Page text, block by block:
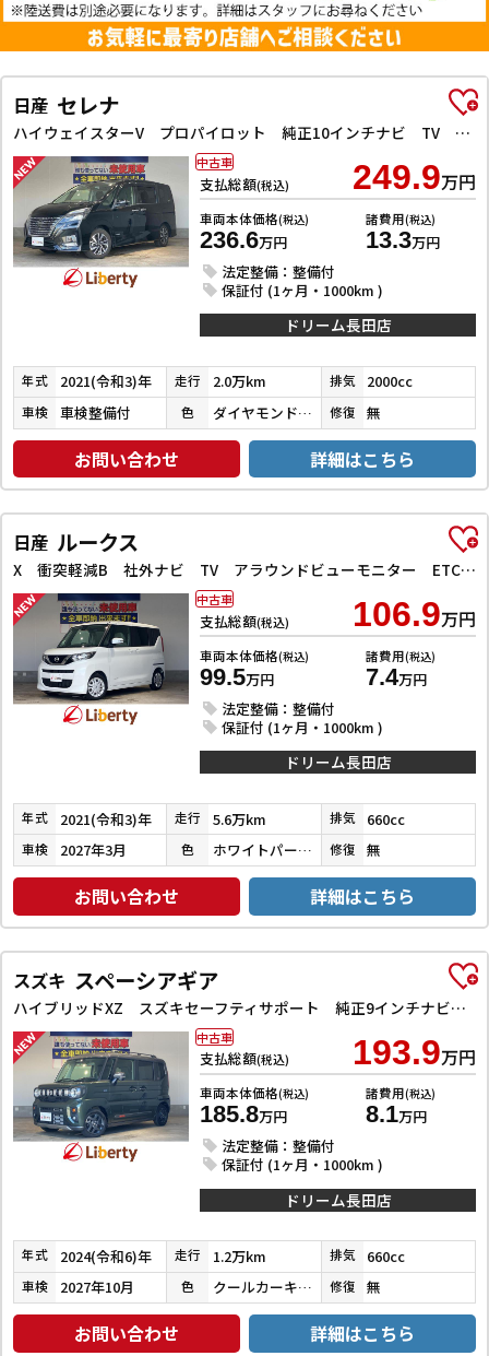
日産 セレナ
ハイウェイスターV プロパイロット 純正10インチナビ TV Bluetooth対応 アラウンドビューモニター 両側自動ドア 電子パーキング クルーズコントロール LEDヘッドライト 革巻きステアリング スマートキー
支払総額(税込) 249.9万円
車両本体価格(税込)
236.6万円
諸費用(税込)
13.3万円
法定整備：整備付
保証付 (1ヶ月・1000km )
中古車
ドリーム長田店
年式 2021(令和3)年 走行 2.0万km 排気 2000cc
車検 車検整備付 色 ダイヤモンドブラックパール 修復 無
お問い合わせ 詳細はこちら
日産 ルークス
X 衝突軽減B 社外ナビ TV アラウンドビューモニター ETC 左パワースライドドア スマートキー プッシュスタート アイドリングストップ ステアリングスイッチ タッチパネルオートエアコン
支払総額(税込) 106.9万円
車両本体価格(税込)
99.5万円
諸費用(税込)
7.4万円
法定整備：整備付
保証付 (1ヶ月・1000km )
中古車
ドリーム長田店
年式 2021(令和3)年 走行 5.6万km 排気 660cc
車検 2027年3月 色 ホワイトパール３コートパール 修復 無
お問い合わせ 詳細はこちら
スズキ スペーシアギア
ハイブリッドXZ スズキセーフティサポート 純正9インチナビ TV Bluetooth対応 全方位カメラ 両側自動ドア ヘッドアップディスプレイ アダプティブクルーズコントロール ステアリングヒーター LEDヘッドライ
支払総額(税込) 193.9万円
車両本体価格(税込)
185.8万円
諸費用(税込)
8.1万円
法定整備：整備付
保証付 (1ヶ月・1000km )
中古車
ドリーム長田店
年式 2024(令和6)年 走行 1.2万km 排気 660cc
車検 2027年10月 色 クールカーキパールメタリック／ガンメタリック 修復 無
お問い合わせ 詳細はこちら